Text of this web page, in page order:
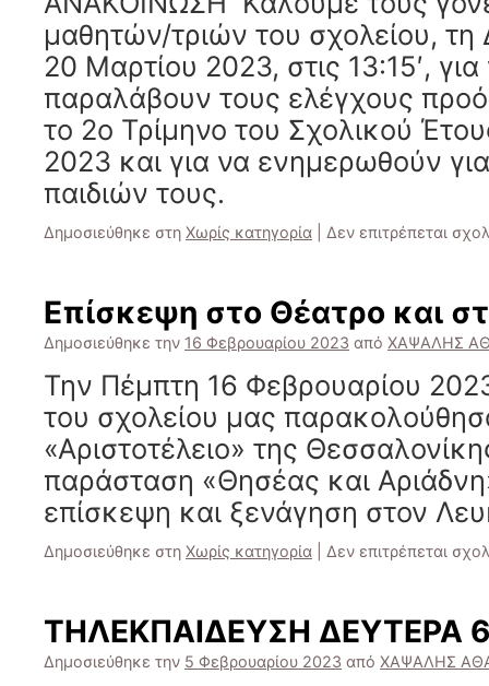
μαθητών/τριών του σχολείου, τη
20 Μαρτίου 2023, στις 13:15′, για
παραλάβουν τους ελέγχους
το 2ο Τρίμηνο του Σχολικού
2023 και για να ενημερωθούν
παιδιών τους.
Δημοσιεύθηκε στη Χωρίς κατηγορία Δεν επιτρέπεται
Επίσκεψη στο Θέατρο και
Δημοσιεύθηκε την 16 Φεβρουαρίου 2023 από ΧΑΨΑΛΗΣ
Την Πέμπτη 16 Φεβρουαρίου
του σχολείου μας
«Αριστοτέλειο» της
παράσταση «Θησέας και
επίσκεψη και ξενάγηση στον
Δημοσιεύθηκε στη Χωρίς κατηγορία Δεν επιτρέπεται
ΤΗΛΕΚΠΑΙΔΕΥΣΗ ΔΕΥΤΕΡΑ
Δημοσιεύθηκε την 5 Φεβρουαρίου 2023 από ΧΑΨΑΛΗΣ